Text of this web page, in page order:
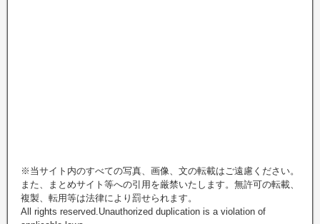
※当サイト内のすべての写真、画像、文の転載はご遠慮ください。
また、まとめサイト等への引用を厳禁いたします。無許可の転載、
複製、転用等は法律により罰せられます。
All rights reserved.Unauthorized duplication is a violation of